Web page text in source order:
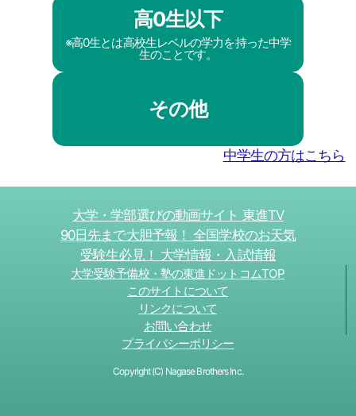
高0生以下
※高0生とは高校生レベルの学力を持った中学
生のことです。
その他
中学生の方はこちら
大学・学部選びの動画サイト 東進TV
90日先まで大胆予報！ 全国学校のお天気
受験生必見！ 大学情報・入試情報
大学受験予備校・塾の東進ドットコムTOP
このサイトについて
リンクについて
お問い合わせ
プライバシーポリシー
Copyright (C) Nagase Brothers Inc.